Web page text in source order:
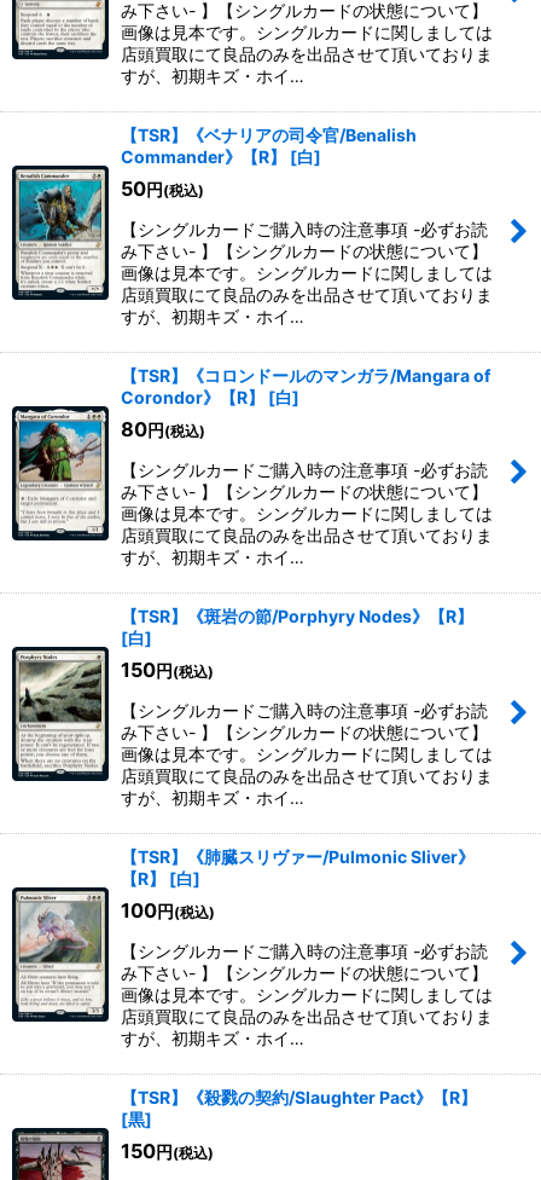
み下さい- 】【シングルカードの状態について】
画像は見本です。シングルカードに関しましては
店頭買取にて良品のみを出品させて頂いておりま
すが、初期キズ・ホイ…
【TSR】《ベナリアの司令官/Benalish
Commander》【R】
[白]
50円 (税込)
【シングルカードご購入時の注意事項 -必ずお読
み下さい- 】【シングルカードの状態について】
画像は見本です。シングルカードに関しましては
店頭買取にて良品のみを出品させて頂いておりま
すが、初期キズ・ホイ…
【TSR】《コロンドールのマンガラ/Mangara of
Corondor》【R】
[白]
80円 (税込)
【シングルカードご購入時の注意事項 -必ずお読
み下さい- 】【シングルカードの状態について】
画像は見本です。シングルカードに関しましては
店頭買取にて良品のみを出品させて頂いておりま
すが、初期キズ・ホイ…
【TSR】《斑岩の節/Porphyry Nodes》【R】
[白]
150円 (税込)
【シングルカードご購入時の注意事項 -必ずお読
み下さい- 】【シングルカードの状態について】
画像は見本です。シングルカードに関しましては
店頭買取にて良品のみを出品させて頂いておりま
すが、初期キズ・ホイ…
【TSR】《肺臓スリヴァー/Pulmonic Sliver》
【R】
[白]
100円 (税込)
【シングルカードご購入時の注意事項 -必ずお読
み下さい- 】【シングルカードの状態について】
画像は見本です。シングルカードに関しましては
店頭買取にて良品のみを出品させて頂いておりま
すが、初期キズ・ホイ…
【TSR】《殺戮の契約/Slaughter Pact》【R】
[黒]
150円 (税込)